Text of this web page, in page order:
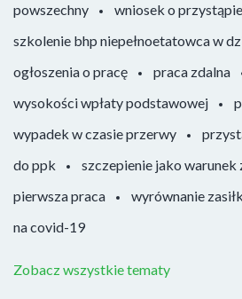
powszechny
wniosek o
szkolenie bhp niepełnoetatowca w
ogłoszenia o pracę
praca zdalna
wysokości wpłaty podstawowej
wypadek w czasie przerwy
do ppk
szczepienie jako warunek
pierwsza praca
wyrównanie
na covid-19
Zobacz wszystkie tematy